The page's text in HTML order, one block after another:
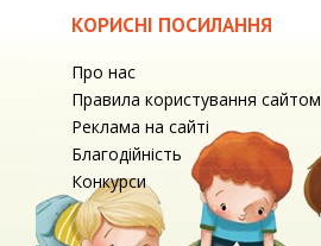
КОРИСНІ ПОСИЛАННЯ
Про нас
Правила користування сайтом
Реклама на сайті
Благодійність
Конкурси